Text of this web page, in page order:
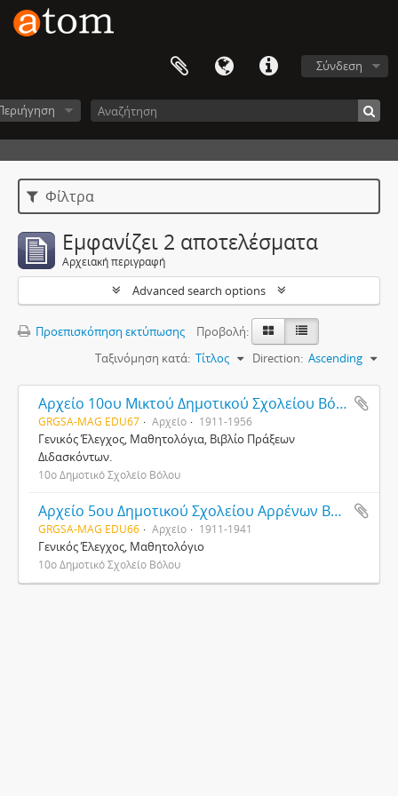
Σύνδεση
Φίλτρα
Εμφανίζει 2 αποτελέσματα
Αρχειακή περιγραφή
Advanced search options
Προεπισκόπηση εκτύπωσης
Προβολή:
Ταξινόμηση κατά: Τίτλος Direction: Ascending
Αρχείο 10ου Μικτού Δημοτικού Σχολείου Βόλου
GRGSA-MAG EDU67 Αρχείο 1911-1956
Γενικός Έλεγχος, Μαθητολόγια, Βιβλίο Πράξεων
Διδασκόντων.
10ο Δημοτικό Σχολείο Βόλου
Αρχείο 5ου Δημοτικού Σχολείου Αρρένων Βόλου
GRGSA-MAG EDU66 Αρχείο 1911-1941
Γενικός Έλεγχος, Μαθητολόγιο
10ο Δημοτικό Σχολείο Βόλου